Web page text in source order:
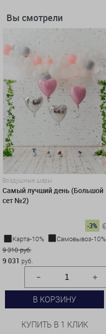
Вы смотрели
Воздушные шары
Самый лучший день (Большой
сет №2)
-3%
Карта-10%
Самовывоз-10%
9 310 руб.
9 031 руб.
В КОРЗИНУ
КУПИТЬ В 1 КЛИК